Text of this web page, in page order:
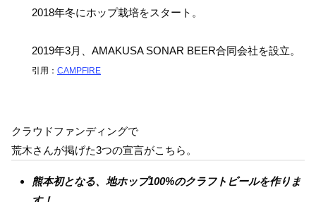
2018年冬にホップ栽培をスタート。
2019年3月、AMAKUSA SONAR BEER合同会社を設立。
引用： CAMPFIRE
クラウドファンディングで
荒木さんが掲げた3つの宣言がこちら。
熊本初となる、地ホップ100%のクラフトビールを作りま